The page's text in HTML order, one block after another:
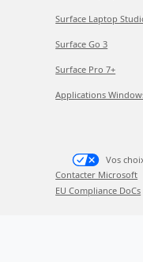
Surface Laptop
Surface Go 3
Surface Pro 7+
Applications
Vos
Contacter Microsoft
EU Compliance DoCs